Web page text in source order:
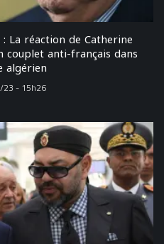
La réaction de Catherine
couplet anti-français dans
algérien
- 15h26